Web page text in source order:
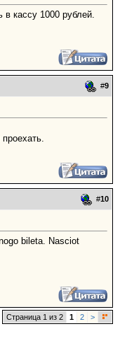
в кассу 1000 рублей.
#9
#10
bileta. Nasciot
Страница 1 из 2 1 2 >